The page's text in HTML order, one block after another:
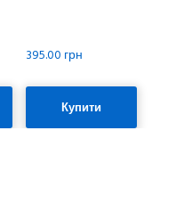
395.00 грн
Купити